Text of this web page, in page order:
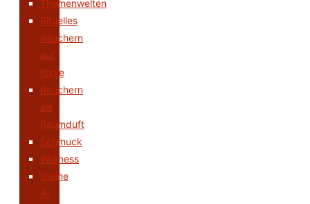
Themenwelten
Rituelles
Räuchern
auf
Kohle
Räuchern
als
Raumduft
Schmuck
Wellness
Steine
A-